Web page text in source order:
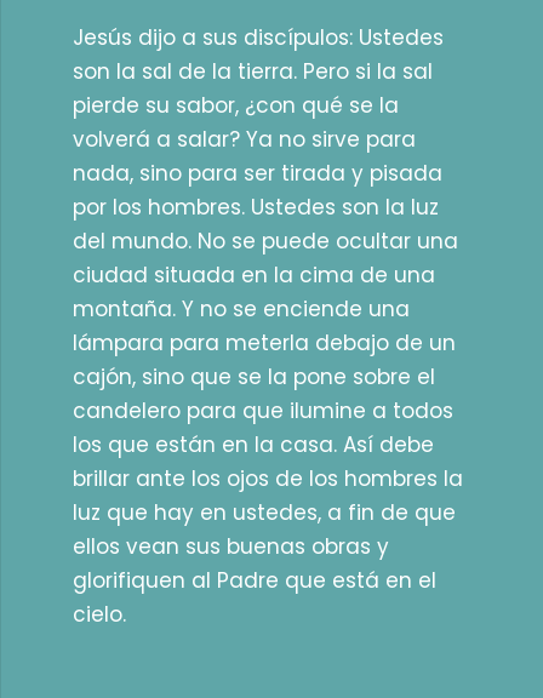
Jesús dijo a sus discípulos: Ustedes
son la sal de la tierra. Pero si la sal
pierde su sabor, ¿con qué se la
volverá a salar? Ya no sirve para
nada, sino para ser tirada y pisada
por los hombres. Ustedes son la luz
del mundo. No se puede ocultar una
ciudad situada en la cima de una
montaña. Y no se enciende una
lámpara para meterla debajo de un
cajón, sino que se la pone sobre el
candelero para que ilumine a todos
los que están en la casa. Así debe
brillar ante los ojos de los hombres la
luz que hay en ustedes, a fin de que
ellos vean sus buenas obras y
glorifiquen al Padre que está en el
cielo.